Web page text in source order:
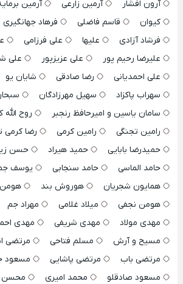
آرون افشار
آرمین زارعی آرمین
کیوان
قاسم فاضلی فرهاد جهانگیری
فرشاد آزادی
علیها علی فرزامی
علیرضا رحیم پور
علی عزیزپور
علی
علی احمدیانی
رضا صادقی شایان یو
سهراب پاکزاد
سهیل مهرزادگان
سامان یاسین و امیرحافظ رنجبر
روح الله
رامین تجنگی
رامین کرمی رضا کرمی
حمیدرضا بابایی
حمید هیراد
حسن
حامد الماسی
حامد سنجابی
یوسف
همایون شجریان
هوروش بند
هومن
هومن نجفی
میلاد غلامی مهراد جم
مهدی مولاد
مهدی شریفی مهدی
مسیح و آرش
مسلم فتاحی
مرتضی
مرتضی باب
مرتضی پاشایی
مسعود
مسعود صادقلو
محمد امیری
محسن